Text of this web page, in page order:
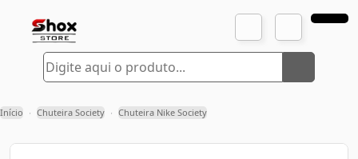
Início › Chuteira Society › Chuteira Nike Society